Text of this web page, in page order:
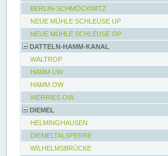
BERLIN-SCHMÖCKWITZ
NEUE MÜHLE SCHLEUSE UP
NEUE MÜHLE SCHLEUSE OP
DATTELN-HAMM-KANAL
WALTROP
HAMM UW
HAMM OW
WERRIES OW
DIEMEL
HELMINGHAUSEN
DIEMELTALSPERRE
WILHELMSBRÜCKE